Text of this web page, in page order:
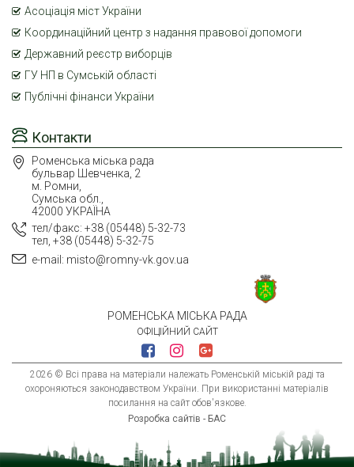
РОМЕНСЬКА МІСЬКА РАДА
ОФІЦІЙНИЙ САЙТ
2026 © Всі права на матеріали належать Роменській міській раді та
охороняються законодавством України. При використанні матеріалів
посилання на сайт обов'язкове.
Розробка сайтів - БАС
Контакти
Роменська міська рада
бульвар Шевченка, 2
м. Ромни,
Сумська обл.,
42000 УКРАЇНА
тел/факс: +38 (05448) 5-32-73
тел, +38 (05448) 5-32-75
e-mail: misto@romny-vk.gov.ua
Асоціація міст України
Координаційний центр з надання правової допомоги
Державний реєстр виборців
ГУ НП в Сумській області
Публічні фінанси України